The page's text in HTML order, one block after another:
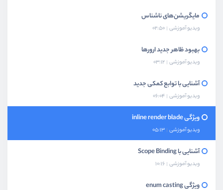
مایگریشن‌های ناشناس
ویدیو آموزشی 02:50
بهبود ظاهر جدید ارورها
ویدیو آموزشی 03:12
آشنایی با توابع کمکی جدید
ویدیو آموزشی 06:04
ویژگی inline render blade
ویدیو آموزشی 05:13
آشنایی با Scope Binding
ویدیو آموزشی 10:16
ویژگی enum casting